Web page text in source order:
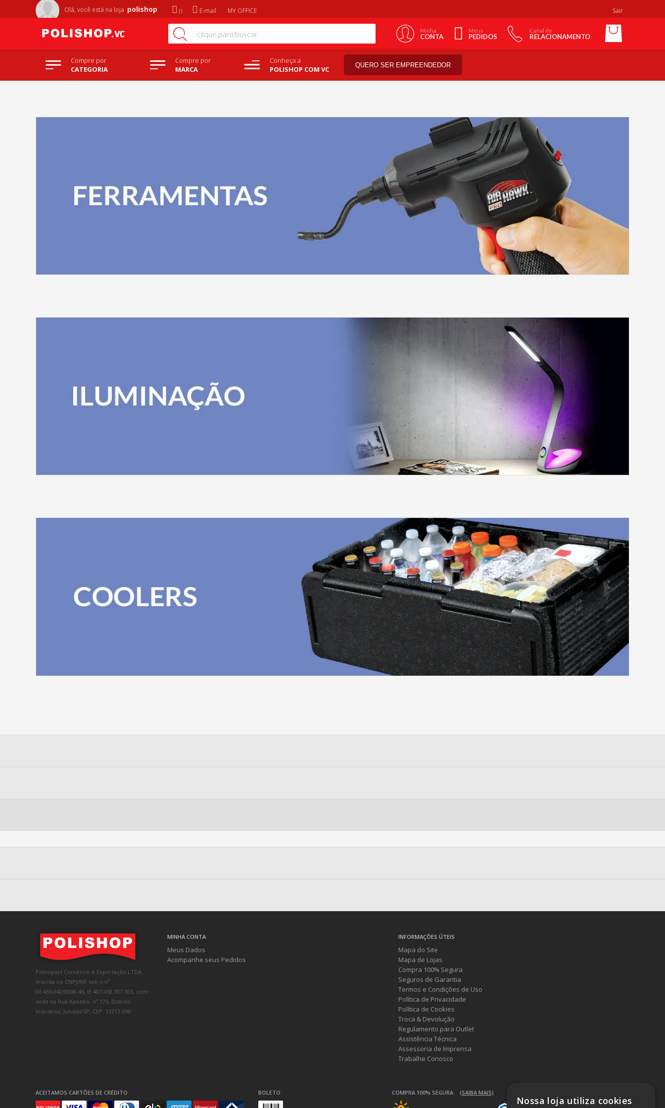
Olá, você está na loja polishop E-mail MY OFFICE Sair
Minha
CONTA
Meus
PEDIDOS
Canal de
RELACIONAMENTO
Compre por
CATEGORIA
Compre por
MARCA
Conheça a
POLISHOP COM VC
QUERO SER EMPREENDEDOR
Polimport Comércio e Exportação LTDA,
inscrita no CNPJ/MF sob o nº
00.436.042/0008-46, IE 407.458.707.103, com
sede na Rua Kanebo, nº 175, Distrito
Industrial, Jundiaí/SP, CEP: 13213-090
MINHA CONTA
Meus Dados
Acompanhe seus Pedidos
INFORMAÇÕES ÚTEIS
Mapa do Site
Mapa de Lojas
Compra 100% Segura
Seguros de Garantia
Termos e Condições de Uso
Política de Privacidade
Política de Cookies
Troca & Devolução
Regulamento para Outlet
Assistência Técnica
Assessoria de Imprensa
Trabalhe Conosco
ACEITAMOS CARTÕES DE CRÉDITO BOLETO COMPRA 100% SEGURA (SAIBA MAIS)
Nossa loja utiliza cookies